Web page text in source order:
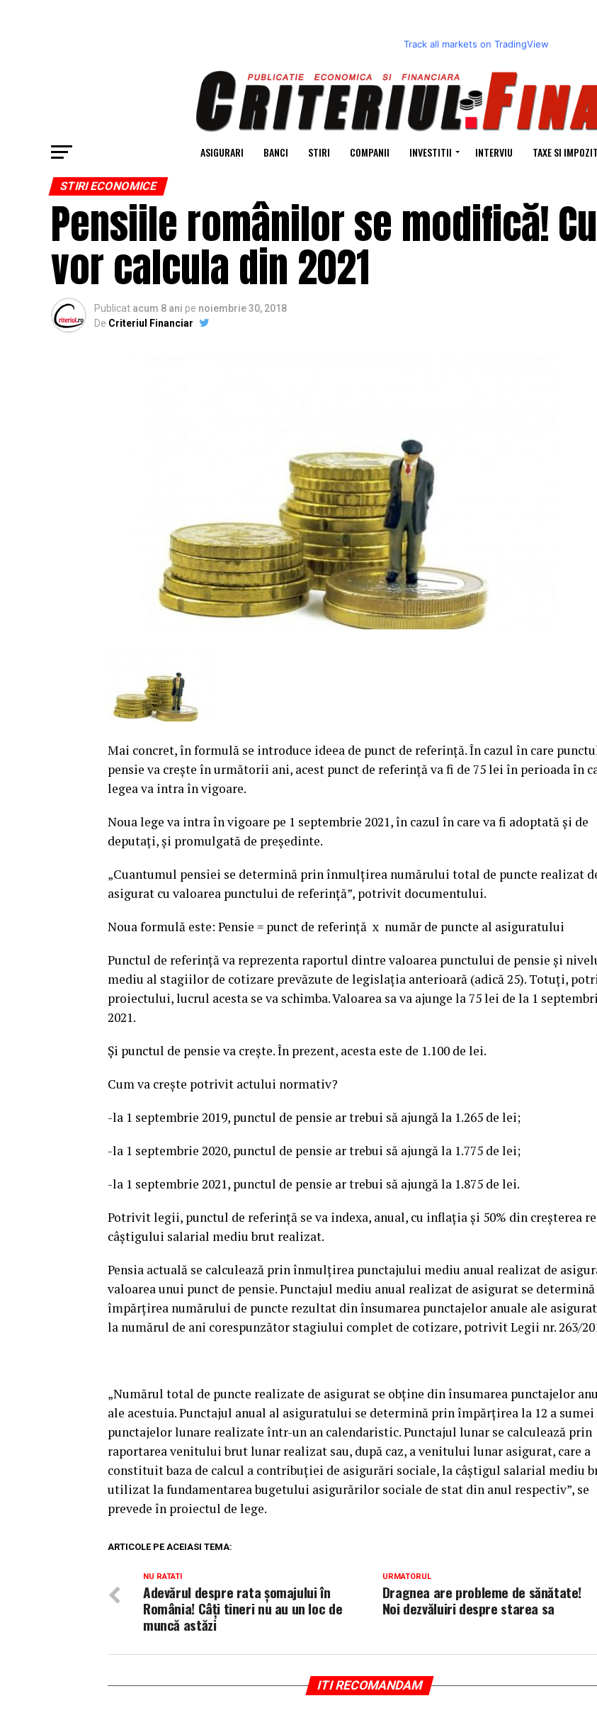
Track all markets on TradingView
ASIGURARI BANCI STIRI COMPANII INVESTITII INTERVIU TAXE SI
STIRI ECONOMICE
Pensiile românilor se modifică!
vor calcula din 2021
Publicat acum 8 ani pe noiembrie 30, 2018
De Criteriul Financiar
Mai concret, în formulă se introduce ideea de punct de referinţă. În cazul în care
pensie va creşte în următorii ani, acest punct de referinţă va fi de 75 lei în perioada în
legea va intra în vigoare.
Noua lege va intra în vigoare pe 1 septembrie 2021, în cazul în care va fi adoptată şi de
deputaţi, şi promulgată de preşedinte.
„Cuantumul pensiei se determină prin înmulţirea numărului total de puncte realizat
asigurat cu valoarea punctului de referinţă”, potrivit documentului.
Noua formulă este: Pensie = punct de referinţă x număr de puncte al asiguratului
Punctul de referinţă va reprezenta raportul dintre valoarea punctului de pensie şi
mediu al stagiilor de cotizare prevăzute de legislaţia anterioară (adică 25). Totuţi,
proiectului, lucrul acesta se va schimba. Valoarea sa va ajunge la 75 lei de la 1
2021.
Și punctul de pensie va creşte. În prezent, acesta este de 1.100 de lei.
Cum va creşte potrivit actului normativ?
-la 1 septembrie 2019, punctul de pensie ar trebui să ajungă la 1.265 de lei;
-la 1 septembrie 2020, punctul de pensie ar trebui să ajungă la 1.775 de lei;
-la 1 septembrie 2021, punctul de pensie ar trebui să ajungă la 1.875 de lei.
Potrivit legii, punctul de referinţă se va indexa, anual, cu inflaţia şi 50% din creşterea
câştigului salarial mediu brut realizat.
Pensia actuală se calculează prin înmulţirea punctajului mediu anual realizat de
valoarea unui punct de pensie. Punctajul mediu anual realizat de asigurat se
împărţirea numărului de puncte rezultat din însumarea punctajelor anuale ale
la numărul de ani corespunzător stagiului complet de cotizare, potrivit Legii nr. 263/
„Numărul total de puncte realizate de asigurat se obţine din însumarea punctajelor
ale acestuia. Punctajul anual al asiguratului se determină prin împărţirea la 12 a sumei
punctajelor lunare realizate într-un an calendaristic. Punctajul lunar se calculează prin
raportarea venitului brut lunar realizat sau, după caz, a venitului lunar asigurat, care a
constituit baza de calcul a contribuţiei de asigurări sociale, la câştigul salarial mediu
utilizat la fundamentarea bugetului asigurărilor sociale de stat din anul respectiv”, se
prevede în proiectul de lege.
ARTICOLE PE ACEIASI TEMA:
URMATORUL
Dragnea are probleme de sănătate!
Noi dezvăluiri despre starea sa
NU RATATI
Adevărul despre rata șomajului în
România! Câți tineri nu au un loc de
muncă astăzi
ITI RECOMANDAM